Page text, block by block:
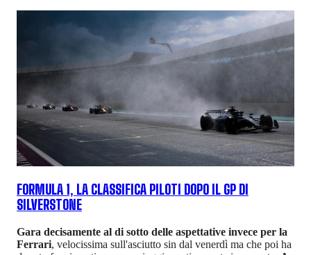
FORMULA 1, LA CLASSIFICA PILOTI DOPO IL GP DI
SILVERSTONE
Gara decisamente al di sotto delle aspettative invece per la
Ferrari, velocissima sull'asciutto sin dal venerdì ma che poi ha